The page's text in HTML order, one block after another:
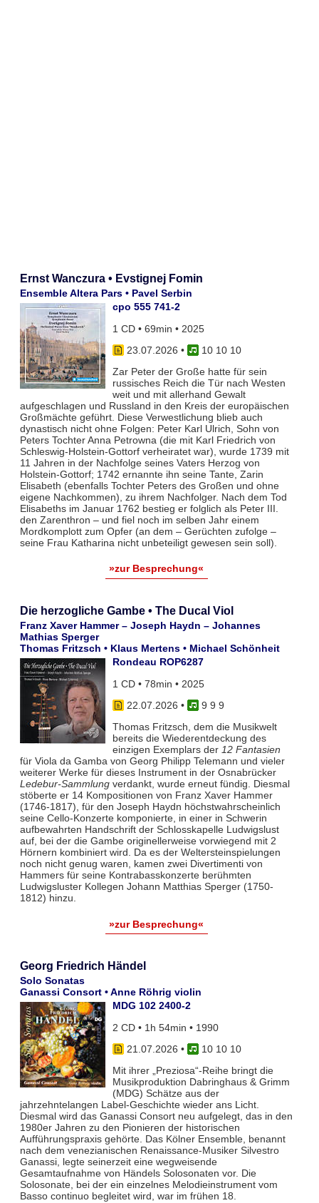
Ernst Wanczura • Evstignej Fomin
Ensemble Altera Pars • Pavel Serbin
cpo 555 741-2
1 CD • 69min • 2025
23.07.2026 •
10 10 10
Zar Peter der Große hatte für sein
russisches Reich die Tür nach Westen
weit und mit allerhand Gewalt
aufgeschlagen und Russland in den Kreis der europäischen
Großmächte geführt. Diese Verwestlichung blieb auch
dynastisch nicht ohne Folgen: Peter Karl Ulrich, Sohn von
Peters Tochter Anna Petrowna (die mit Karl Friedrich von
Schleswig-Holstein-Gottorf verheiratet war), wurde 1739 mit
11 Jahren in der Nachfolge seines Vaters Herzog von
Holstein-Gottorf; 1742 ernannte ihn seine Tante, Zarin
Elisabeth (ebenfalls Tochter Peters des Großen und ohne
eigene Nachkommen), zu ihrem Nachfolger. Nach dem Tod
Elisabeths im Januar 1762 bestieg er folglich als Peter III.
den Zarenthron – und fiel noch im selben Jahr einem
Mordkomplott zum Opfer (an dem – Gerüchten zufolge –
seine Frau Katharina nicht unbeteiligt gewesen sein soll).
»zur Besprechung«
Die herzogliche Gambe • The Ducal Viol
Franz Xaver Hammer – Joseph Haydn – Johannes
Mathias Sperger
Thomas Fritzsch • Klaus Mertens • Michael Schönheit
Rondeau ROP6287
1 CD • 78min • 2025
22.07.2026 •
9 9 9
Thomas Fritzsch, dem die Musikwelt
bereits die Wiederentdeckung des
einzigen Exemplars der 12 Fantasien
für Viola da Gamba von Georg Philipp Telemann und vieler
weiterer Werke für dieses Instrument in der Osnabrücker
Ledebur-Sammlungverdankt, wurde erneut fündig. Diesmal
stöberte er 14 Kompositionen von Franz Xaver Hammer
(1746-1817), für den Joseph Haydn höchstwahrscheinlich
seine Cello-Konzerte komponierte, in einer in Schwerin
aufbewahrten Handschrift der Schlosskapelle Ludwigslust
auf, bei der die Gambe originellerweise vorwiegend mit 2
Hörnern kombiniert wird. Da es der Weltersteinspielungen
noch nicht genug waren, kamen zwei Divertimenti von
Hammers für seine Kontrabasskonzerte berühmten
Ludwigsluster Kollegen Johann Matthias Sperger (1750-
1812) hinzu.
»zur Besprechung«
Georg Friedrich Händel
Solo Sonatas
Ganassi Consort • Anne Röhrig violin
MDG 102 2400-2
2 CD • 1h 54min • 1990
21.07.2026 •
10 10 10
Mit ihrer „Preziosa“-Reihe bringt die
Musikproduktion Dabringhaus & Grimm
(MDG) Schätze aus der
jahrzehntelangen Label-Geschichte wieder ans Licht.
Diesmal wird das Ganassi Consort neu aufgelegt, das in den
1980er Jahren zu den Pionieren der historischen
Aufführungspraxis gehörte. Das Kölner Ensemble, benannt
nach dem venezianischen Renaissance-Musiker Silvestro
Ganassi, legte seinerzeit eine wegweisende
Gesamtaufnahme von Händels Solosonaten vor. Die
Solosonate, bei der ein einzelnes Melodieinstrument vom
Basso continuo begleitet wird, war im frühen 18.